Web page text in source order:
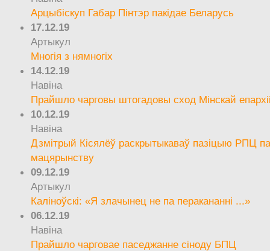
Арцыбіскуп Габар Пінтэр пакідае Беларусь
17.12.19
Артыкул
Многія з нямногіх
14.12.19
Навіна
Прайшло чарговы штогадовы сход Мінскай
10.12.19
Навіна
Дзмітрый Кісялёў раскрытыкаваў пазіцыю РПЦ
мацярынству
09.12.19
Артыкул
Каліноўскі: «Я злачынец не па перакананні ...»
06.12.19
Навіна
Прайшло чарговае паседжанне сіноду БПЦ